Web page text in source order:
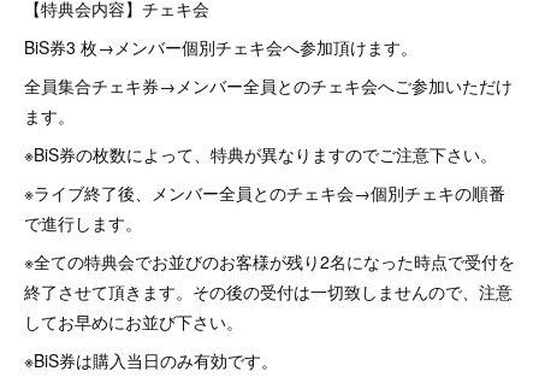
【特典会内容】チェキ会
BiS券3 枚→メンバー個別チェキ会へ参加頂けます。
全員集合チェキ券→メンバー全員とのチェキ会へご参加いただけ
ます。
※BiS券の枚数によって、特典が異なりますのでご注意下さい。
※ライブ終了後、メンバー全員とのチェキ会→個別チェキの順番
で進行します。
※全ての特典会でお並びのお客様が残り2名になった時点で受付を
終了させて頂きます。その後の受付は一切致しませんので、注意
してお早めにお並び下さい。
※BiS券は購入当日のみ有効です。